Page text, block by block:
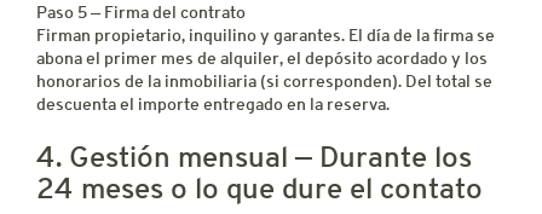
Paso 5 — Firma del contrato
Firman propietario, inquilino y garantes. El día de la firma se
abona el primer mes de alquiler, el depósito acordado y los
honorarios de la inmobiliaria (si corresponden). Del total se
descuenta el importe entregado en la reserva.
4. Gestión mensual — Durante los
24 meses o lo que dure el contato